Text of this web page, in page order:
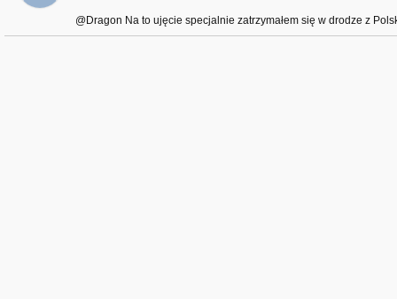
@Dragon Na to ujęcie specjalnie zatrzymałem się w drodze z